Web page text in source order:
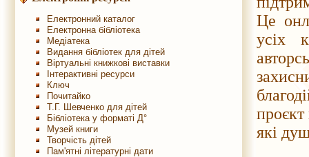
Електронний каталог
Електронна бібліотека
Медіатека
Видання бібліотек для дітей
Віртуальні книжкові виставки
Інтерактивні ресурси
Ключ
Почитайко
Т.Г. Шевченко для дітей
Бібліотека у форматі Д°
Музей книги
Творчість дітей
Пам'ятні літературні дати
Це
усіх
проєкт
які